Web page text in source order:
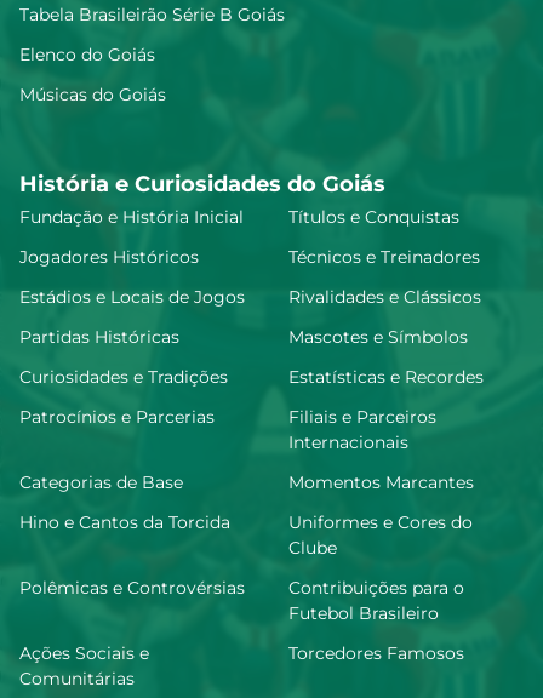
Tabela Brasileirão Série B Goiás
Elenco do Goiás
Músicas do Goiás
História e Curiosidades do Goiás
Fundação e História Inicial
Títulos e Conquistas
Jogadores Históricos
Técnicos e Treinadores
Estádios e Locais de Jogos
Rivalidades e Clássicos
Partidas Históricas
Mascotes e Símbolos
Curiosidades e Tradições
Estatísticas e Recordes
Patrocínios e Parcerias
Filiais e Parceiros
Internacionais
Categorias de Base
Momentos Marcantes
Hino e Cantos da Torcida
Uniformes e Cores do
Clube
Polêmicas e Controvérsias
Contribuições para o
Futebol Brasileiro
Ações Sociais e
Comunitárias
Torcedores Famosos